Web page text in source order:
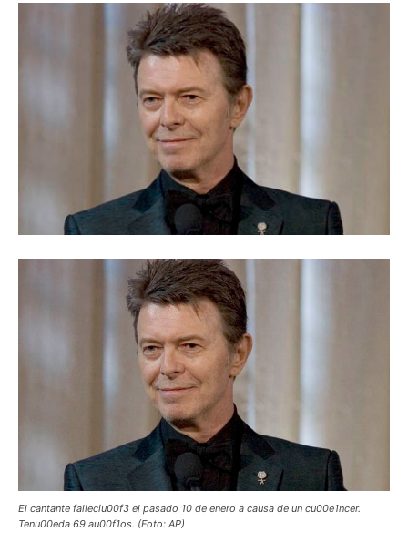
El cantante falleciu00f3 el pasado 10 de enero a causa de un cu00e1ncer.
Tenu00eda 69 au00f1os. (Foto: AP)